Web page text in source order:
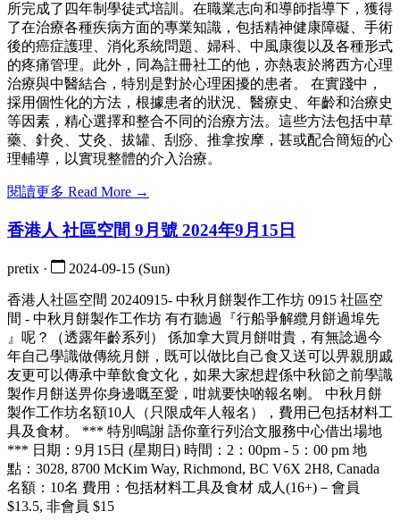
所完成了四年制學徒式培訓。在職業志向和導師指導下，獲得
了在治療各種疾病方面的專業知識，包括精神健康障礙、手術
後的癌症護理、消化系統問題、婦科、中風康復以及各種形式
的疼痛管理。此外，同為註冊社工的他，亦熱衷於將西方心理
治療與中醫結合，特別是對於心理困擾的患者。 在實踐中，
採用個性化的方法，根據患者的狀況、醫療史、年齡和治療史
等因素，精心選擇和整合不同的治療方法。這些方法包括中草
藥、針灸、艾灸、拔罐、刮痧、推拿按摩，甚或配合簡短的心
理輔導，以實現整體的介入治療。
閱讀更多 Read More →
香港人 社區空間 9月號 2024年9月15日
pretix · 2024-09-15 (Sun)
香港人社區空間 20240915- 中秋月餅製作工作坊 0915 社區空
間 - 中秋月餅製作工作坊 有冇聽過『行船爭解纜月餅過埠先
』呢？（透露年齡系列） 係加拿大買月餅咁貴，有無諗過今
年自己學識做傳統月餅，既可以做比自己食又送可以畀親朋戚
友更可以傳承中華飲食文化，如果大家想趕係中秋節之前學識
製作月餅送畀你身邊嘅至愛，咁就要快啲報名喇。 中秋月餅
製作工作坊名額10人（只限成年人報名），費用已包括材料工
具及食材。 *** 特別鳴謝 語你童行列治文服務中心借出場地
*** 日期：9月15日 (星期日) 時間：2：00pm - 5：00 pm 地
點：3028, 8700 McKim Way, Richmond, BC V6X 2H8, Canada
名額：10名 費用：包括材料工具及食材 成人(16+)－會員
$13.5, 非會員 $15